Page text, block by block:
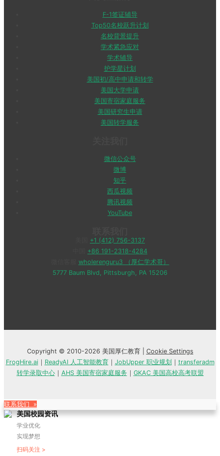
F-1签证辅导
Top50名校跃升计划
名校背景提升
学术紧急应对
学术辅导
护学星计划
美国初/高中申请和转学
美国大学申请
美国寄宿家庭服务
美国研究生申请
美国转学服务
微信公众号
微博
知乎
西瓜视频
腾讯视频
YouTube
+1 (412) 756-3137
+86 191-2318-4284
wholerenguru3 （厚仁学术哥）
5777 Baum Blvd, Pittsburgh, PA 15206
Copyright © 2010-2026 美国厚仁教育 | Cookie Settings
FrogHire.ai｜ ReadyAI 人工智能教育｜ JobUpper 职业规划 ｜ transferadm
转学录取中心｜ AHS 美国寄宿家庭服务 ｜ GKAC 美国高校高考联盟
联系我们 »
美国校园资讯
学业优化
实现梦想
扫码关注 >